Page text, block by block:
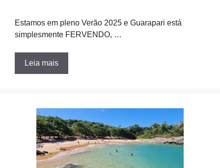
Estamos em pleno Verão 2025 e Guarapari está
simplesmente FERVENDO, …
Leia mais